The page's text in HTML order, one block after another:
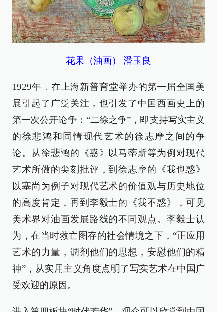
花果（油画） 潘玉良
1929年，在上海新普育堂举办的第一届全国美
展引起了广泛关注，也引发了中国西画史上的
第一次公开论争：“二徐之争”，即支持写实主义
的徐悲鸿和同情现代艺术的徐志摩之间的争
论。从徐悲鸿的《惑》以马蒂斯等为例对现代
艺术所做的尖刻批评，到徐志摩的《我也惑》
以塞尚为例子对现代艺术的价值观与历史地位
的高度肯定，再到李毅士的《我不惑》，可见
美术界对油画发展路线的不同观点。李毅士认
为，在当时救亡图存的社会情境之下，“正应用
艺术的力量，调剂他们的思想，安慰他们的精
神”，从实用主义角度点明了写实艺术在中国广
受欢迎的原因。